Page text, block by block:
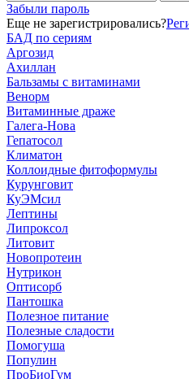
Забыли пароль
Еще не зарегистрировались?
БАД по сериям
Аргозид
Ахиллан
Бальзамы с витаминами
Венорм
Витаминные драже
Галега-Нова
Гепатосол
Климатон
Коллоидные фитоформулы
Курунговит
КуЭМсил
Лептины
Липроксол
Литовит
Новопротеин
Нутрикон
Оптисорб
Пантошка
Полезное питание
Полезные сладости
Помогуша
Популин
ПроБиоГум